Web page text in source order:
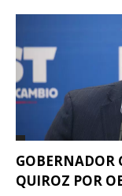
GOBERNADOR
QUIROZ POR